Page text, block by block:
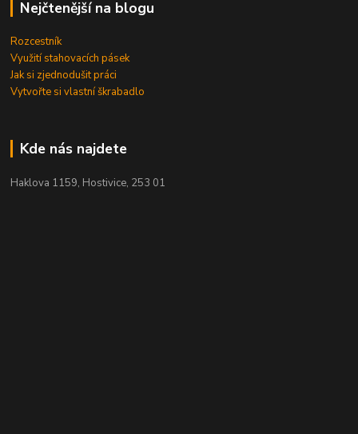
Nejčtenější na blogu
Rozcestník
Využití stahovacích pásek
Jak si zjednodušit práci
Vytvořte si vlastní škrabadlo
Kde nás najdete
Haklova 1159, Hostivice, 253 01